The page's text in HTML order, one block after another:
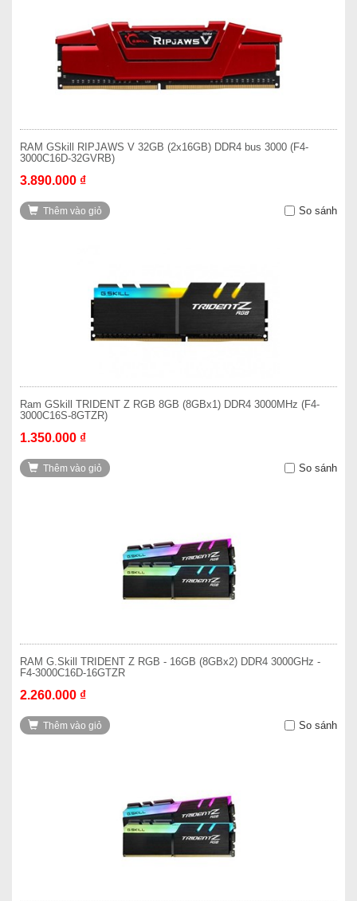
RAM GSkill RIPJAWS V 32GB (2x16GB) DDR4 bus 3000 (F4-
3000C16D-32GVRB)
3.890.000 ₫
Thêm vào giỏ So sánh
Ram GSkill TRIDENT Z RGB 8GB (8GBx1) DDR4 3000MHz (F4-
3000C16S-8GTZR)
1.350.000 ₫
Thêm vào giỏ So sánh
RAM G.Skill TRIDENT Z RGB - 16GB (8GBx2) DDR4 3000GHz -
F4-3000C16D-16GTZR
2.260.000 ₫
Thêm vào giỏ So sánh